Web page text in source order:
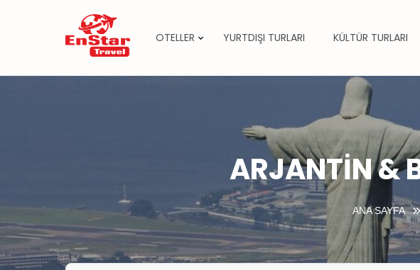
İçeriğe
OTELLER YURTDIŞI TURLARI KÜLTÜR TURLARI
ARJANTİN &
ANA SAYFA